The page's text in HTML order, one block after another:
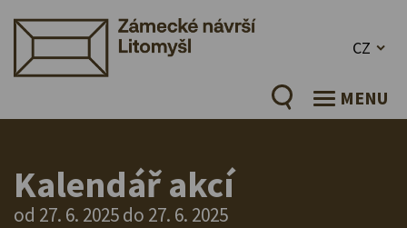
CZ
MENU
Kalendář akcí
od 27. 6. 2025 do 27. 6. 2025